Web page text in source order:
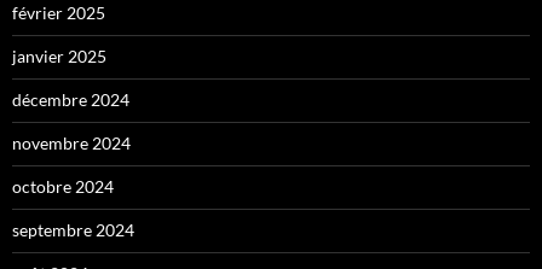
février 2025
janvier 2025
décembre 2024
novembre 2024
octobre 2024
septembre 2024